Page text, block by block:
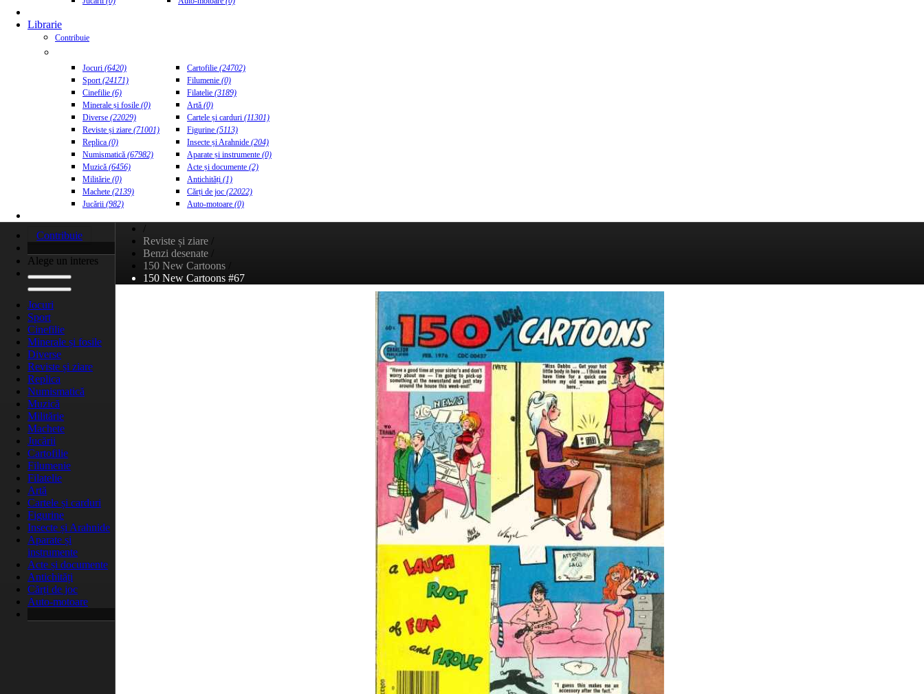
Librarie
Contribuie
Jocuri (6420)
Sport(24171)
Cinefilie (6)
Minerale și fosile (0)
Diverse (22029)
Reviste și ziare (71001)
Replica (0)
Numismatică (67982)
Muzică (6456)
Militărie (0)
Machete (2139)
Jucării (982)
Cartofilie (24702)
Filumenie (0)
Filatelie (3189)
Artă (0)
Cartele și carduri (11301)
Figurine (5113)
Insecte și Arahnide (204)
Aparate și instrumente (0)
Acte și documente (2)
Antichități (1)
Cărți de joc (22022)
Auto-motoare (0)
Contribuie
Alege un interes
Jocuri
Sport
Cinefilie
Minerale și fosile
Diverse
Reviste și ziare
Replica
Numismatică
Muzică
Militărie
Machete
Jucării
Cartofilie
Filumenie
Filatelie
Artă
Cartele și carduri
Figurine
Insecte și Arahnide
Aparate și
instrumente
Acte și documente
Antichități
Cărți de joc
Auto-motoare
/
Reviste și ziare /
Benzi desenate
150 New Cartoons
150 New Cartoons #67